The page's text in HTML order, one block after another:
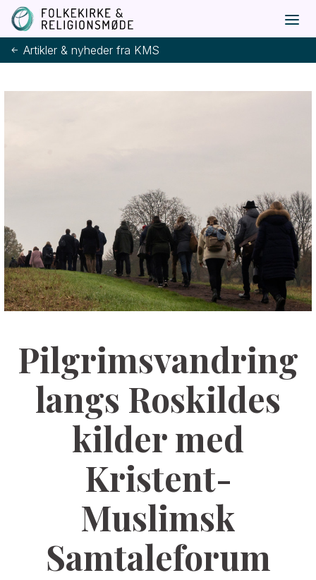
Artikler & nyheder fra KMS
Pilgrimsvandring
langs Roskildes
kilder med
Kristent-
Muslimsk
Samtaleforum